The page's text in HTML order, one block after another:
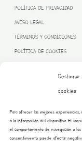
cookies
Para ofrecer las mejores experiencias,
a la información del dispositivo. El
el comportamiento de navegación o
consentimiento, puede afectar
POLÍTICA DE PRIVACIDAD
AVISO LEGAL
TÉRMINOS Y CONDICIONES
POLÍTICA DE COOKIES
–